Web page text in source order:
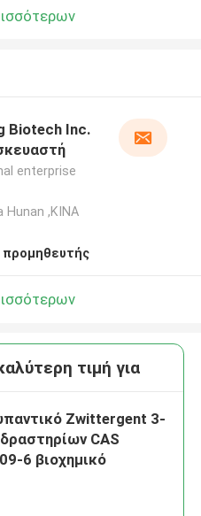
Biotech Inc.
enterprise
Hunan ,ΚΙΝΑ
προμηθευτής
τιμή για
Zwittergent 3-
CAS
6 βιοχημικό